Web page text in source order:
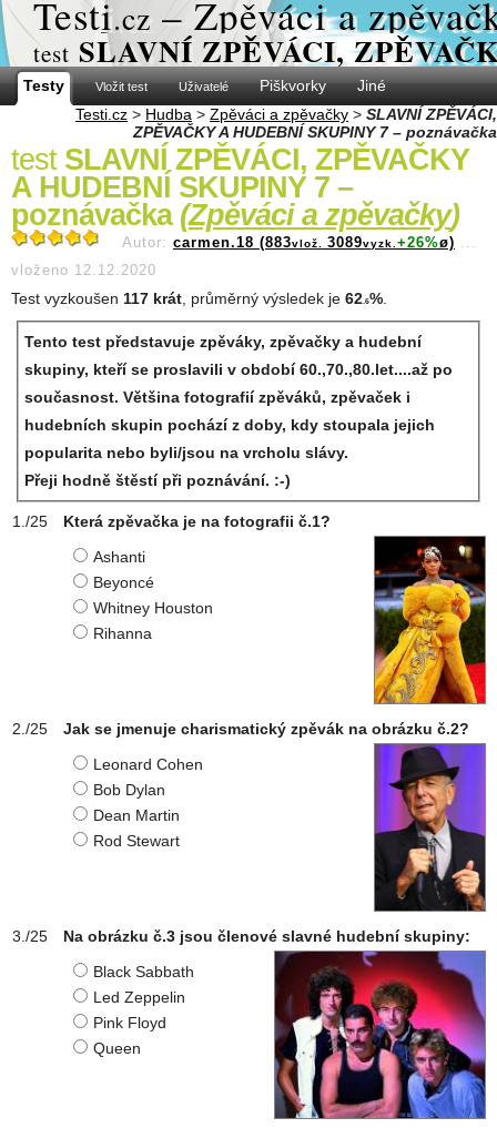
Testi.cz – Zpěváci a
test SLAVNÍ ZPĚVÁCI,
Testy Vložit test Uživatelé Piškvorky
Jiné
Testi.cz > Hudba > Zpěváci a zpěvačky > SLAVNÍ ZPĚVÁCI,
ZPĚVAČKY A HUDEBNÍ SKUPINY 7 – poznávačka
test SLAVNÍ ZPĚVÁCI, ZPĚVAČKY
A HUDEBNÍ SKUPINY 7 –
poznávačka (Zpěváci a zpěvačky)
Autor: carmen.18 (883vlož. 3089vyzk. +26%ø) ...
vloženo 12.12.2020
Test vyzkoušen 117 krát , průměrný výsledek je 62 .6%
Tento test představuje zpěváky, zpěvačky a hudební
skupiny, kteří se proslavili v období 60.,70.,80.let....až po
současnost. Většina fotografií zpěváků, zpěvaček i
hudebních skupin pochází z doby, kdy stoupala jejich
popularita nebo byli/jsou na vrcholu slávy.
Přeji hodně štěstí při poznávání. :-)
Která zpěvačka je na fotografii č.1?
Ashanti
Beyoncé
Whitney Houston
Rihanna
Jak se jmenuje charismatický zpěvák na obrázku č.2?
Leonard Cohen
Bob Dylan
Dean Martin
Rod Stewart
Na obrázku č.3 jsou členové slavné hudební skupiny:
Black Sabbath
Led Zeppelin
Pink Floyd
Queen